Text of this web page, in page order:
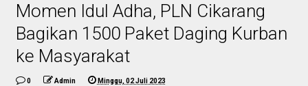
Momen Idul Adha, PLN Cikarang
Bagikan 1500 Paket Daging Kurban
ke Masyarakat
0 Admin Minggu, 02 Juli 2023